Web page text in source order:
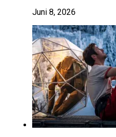
Juni 8, 2026